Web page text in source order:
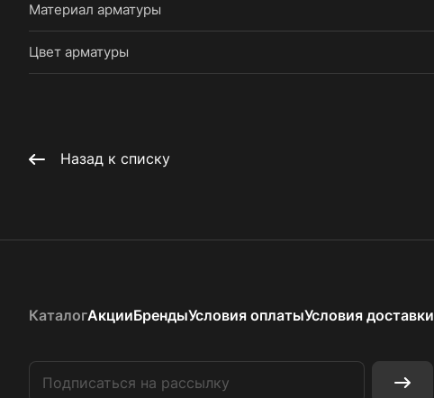
Материал арматуры
Цвет арматуры
Назад к списку
КаталогАкцииБрендыУсловия оплатыУсловия доставки